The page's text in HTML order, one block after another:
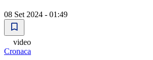
08 Set 2024 - 01:49
video
Cronaca